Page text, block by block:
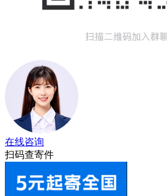
在线咨询
扫码查寄件